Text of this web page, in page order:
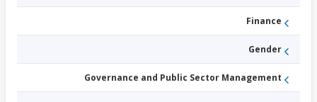
Finance
Gender
Governance and Public Sector Management